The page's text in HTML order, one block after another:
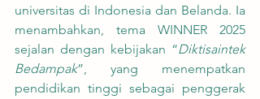
universitas di Indonesia dan Belanda. Ia
menambahkan, tema WINNER 2025
sejalan dengan kebijakan “Diktisaintek
Bedampak”, yang menempatkan
pendidikan tinggi sebagai penggerak